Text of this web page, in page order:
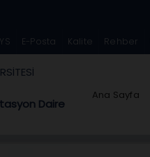
E-Posta Kalite Rehber
Daire
Ana Sayfa